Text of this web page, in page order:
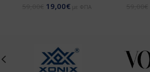
19,00€ με ΦΠΑ